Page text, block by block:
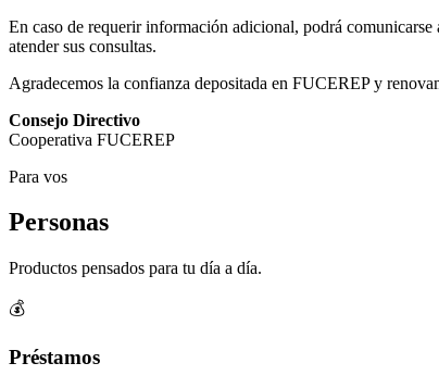
En caso de requerir información adicional, podrá comunicarse
atender sus consultas.
Agradecemos la confianza depositada en FUCEREP y
Consejo Directivo
Cooperativa FUCEREP
Para vos
Personas
Productos pensados para tu día a día.
💰
Préstamos